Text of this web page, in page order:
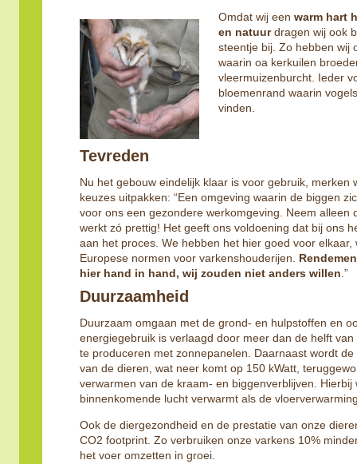
Omdat wij een warm hart
en natuurdragen wij ook
steentje bij. Zo hebben wij
waarin oa kerkuilen
vleermuizenburcht. Ieder
bloemenrand waarin
vinden.
Tevreden
Nu het gebouw eindelijk klaar is voor gebruik, merken
keuzes uitpakken: “Een omgeving waarin de biggen
voor ons een gezondere werkomgeving. Neem alleen
werkt zó prettig! Het geeft ons voldoening dat bij ons
aan het proces. We hebben het hier goed voor elkaar,
Europese normen voor varkenshouderijen.
hier hand in hand, wij zouden niet anders willen .”
Duurzaamheid
Duurzaam omgaan met de grond- en hulpstoffen en
energiegebruik is verlaagd door meer dan de helft
te produceren met zonnepanelen. Daarnaast wordt
van de dieren, wat neer komt op 150 kWatt,
verwarmen van de kraam- en biggenverblijven. Hierbij
binnenkomende lucht verwarmt als de
Ook de diergezondheid en de prestatie van onze
CO2 footprint. Zo verbruiken onze varkens 10%
het voer omzetten in groei.